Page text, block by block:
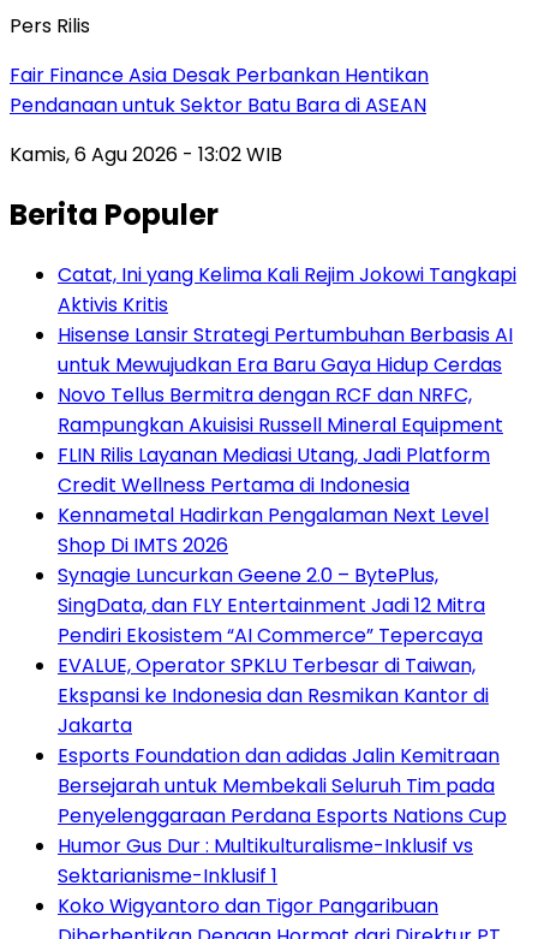
Pers Rilis
Fair Finance Asia Desak Perbankan Hentikan
Pendanaan untuk Sektor Batu Bara di ASEAN
Kamis, 6 Agu 2026 - 13:02 WIB
Berita Populer
Catat, Ini yang Kelima Kali Rejim Jokowi Tangkapi
Aktivis Kritis
Hisense Lansir Strategi Pertumbuhan Berbasis AI
untuk Mewujudkan Era Baru Gaya Hidup Cerdas
Novo Tellus Bermitra dengan RCF dan NRFC,
Rampungkan Akuisisi Russell Mineral Equipment
FLIN Rilis Layanan Mediasi Utang, Jadi Platform
Credit Wellness Pertama di Indonesia
Kennametal Hadirkan Pengalaman Next Level
Shop Di IMTS 2026
Synagie Luncurkan Geene 2.0 – BytePlus,
SingData, dan FLY Entertainment Jadi 12 Mitra
Pendiri Ekosistem “AI Commerce” Tepercaya
EVALUE, Operator SPKLU Terbesar di Taiwan,
Ekspansi ke Indonesia dan Resmikan Kantor di
Jakarta
Esports Foundation dan adidas Jalin Kemitraan
Bersejarah untuk Membekali Seluruh Tim pada
Penyelenggaraan Perdana Esports Nations Cup
Humor Gus Dur : Multikulturalisme-Inklusif vs
Sektarianisme-Inklusif 1
Koko Wigyantoro dan Tigor Pangaribuan